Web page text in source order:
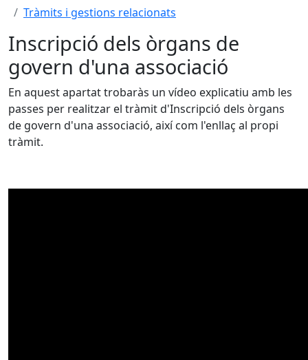
Tràmits i gestions relacionats
Inscripció dels òrgans de
govern d'una associació
En aquest apartat trobaràs un vídeo explicatiu amb les
passes per realitzar el tràmit d'Inscripció dels òrgans
de govern d'una associació, així com l'enllaç al propi
tràmit.